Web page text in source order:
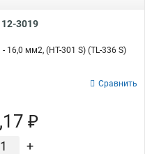
3019
мм2, (HT-301 S) (TL-336 S)
Сравнить
₽
+